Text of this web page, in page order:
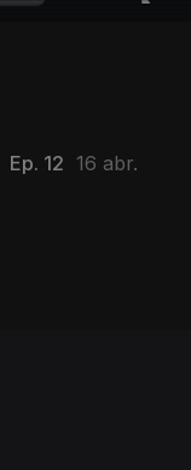
Ep. 12 16 abr.